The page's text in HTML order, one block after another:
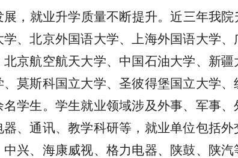
，就业升学质量不断提升。近三年我
、北京外国语大学、上海外国语大学
京航空航天大学、中国石油大学、新
莫斯科国立大学、圣彼得堡国立大学
学生。学生就业领域涉及外事、军事
、通讯、教学科研等，就业单位包括外
兴、海康威视、格力电器、陕鼓、陕